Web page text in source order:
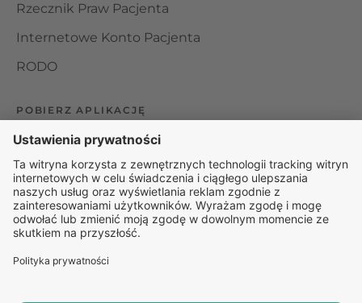
Rzecznik Praw Pacjenta
Internetowe Konto Pacjenta
RODO
POBIERZ APLIKACJĘ
Organizator udzielania świadczeń telemedycznych jest
podmiotem leczniczym w rozumieniu ustawy z dnia 15
kwietnia 2011 roku o działalności leczniczej, wpisanym do
rejestru podmiotów wykonujących działalność leczniczą pod
numerem: 000000229172.